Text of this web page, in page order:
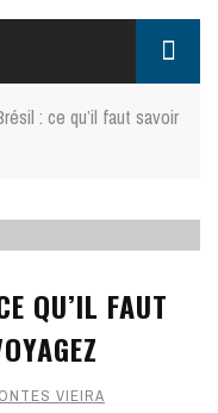
: ce qu’il faut savoir
QU’IL FAUT
VIEIRA